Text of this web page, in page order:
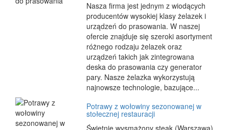
Nasza firma jest jednym z wiodących
producentów wysokiej klasy żelazek i
urządzeń do prasowania. W naszej
ofercie znajduje się szeroki asortyment
różnego rodzaju żelazek oraz
urządzeń takich jak zintegrowana
deska do prasowania czy generator
pary. Nasze żelazka wykorzystują
najnowsze technologie, bazujące...
Potrawy z wołowiny sezonowanej w
stołecznej restauracji